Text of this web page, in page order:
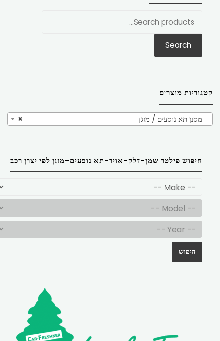
Search
קטגוריות מוצרים
× מסנן תא נוסעים / מזגן
חיפוש פילטר שמן-דלק-אויר-תא נוסעים-מזגן לפי יצרן רכב
חיפוש